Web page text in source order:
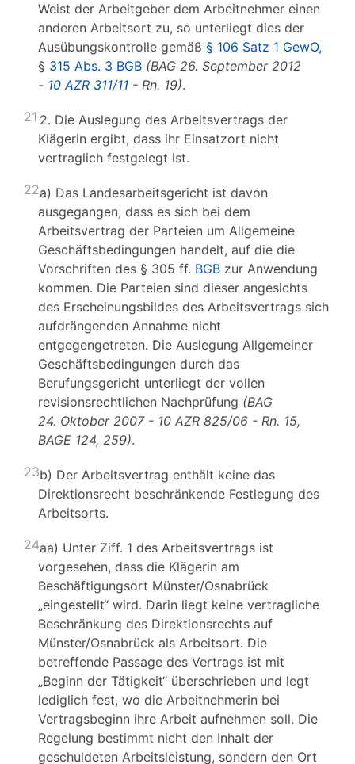
Weist der Arbeitgeber dem Arbeitnehmer einen
anderen Arbeitsort zu, so unterliegt dies der
Ausübungskontrolle gemäß § 106 Satz 1 GewO,
§ 315 Abs. 3 BGB (BAG 26. September 2012
- 10 AZR 311/11 - Rn. 19).
21 2. Die Auslegung des Arbeitsvertrags der
Klägerin ergibt, dass ihr Einsatzort nicht
vertraglich festgelegt ist.
22a) Das Landesarbeitsgericht ist davon
ausgegangen, dass es sich bei dem
Arbeitsvertrag der Parteien um Allgemeine
Geschäftsbedingungen handelt, auf die die
Vorschriften des § 305 ff. BGB zur Anwendung
kommen. Die Parteien sind dieser angesichts
des Erscheinungsbildes des Arbeitsvertrags sich
aufdrängenden Annahme nicht
entgegengetreten. Die Auslegung Allgemeiner
Geschäftsbedingungen durch das
Berufungsgericht unterliegt der vollen
revisionsrechtlichen Nachprüfung (BAG
24. Oktober 2007 - 10 AZR 825/06 - Rn. 15,
BAGE 124, 259).
23b) Der Arbeitsvertrag enthält keine das
Direktionsrecht beschränkende Festlegung des
Arbeitsorts.
24aa) Unter Ziff. 1 des Arbeitsvertrags ist
vorgesehen, dass die Klägerin am
Beschäftigungsort Münster/Osnabrück
„eingestellt“ wird. Darin liegt keine vertragliche
Beschränkung des Direktionsrechts auf
Münster/Osnabrück als Arbeitsort. Die
betreffende Passage des Vertrags ist mit
„Beginn der Tätigkeit“ überschrieben und legt
lediglich fest, wo die Arbeitnehmerin bei
Vertragsbeginn ihre Arbeit aufnehmen soll. Die
Regelung bestimmt nicht den Inhalt der
geschuldeten Arbeitsleistung, sondern den Ort